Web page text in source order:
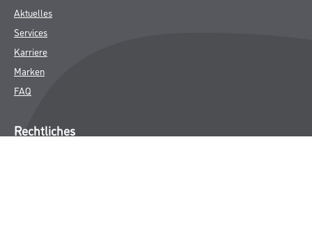
Aktuelles
Services
Karriere
Marken
FAQ
Rechtliches